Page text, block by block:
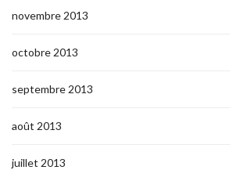
novembre 2013
octobre 2013
septembre 2013
août 2013
juillet 2013